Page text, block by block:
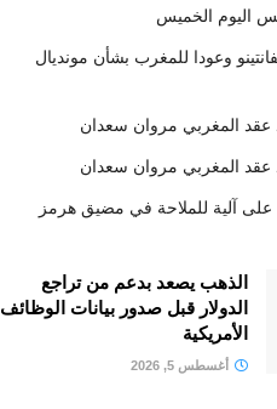
اليوم الخميس
وعودا للمغرب بشأن مونديال
عقد المغربي مروان سعدان
عقد المغربي مروان سعدان
على آلية للملاحة في مضيق هرمز
الذهب يصعد بدعم من تراجع
الدولار قبل صدور بيانات الوظائف
الأمريكية
أغسطس 5, 2026